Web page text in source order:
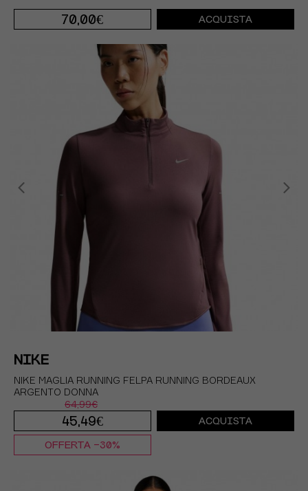
70,00€
M L
ACQUISTA
NIKE
NIKE MAGLIA RUNNING FELPA RUNNING BORDEAUX
ARGENTO DONNA
64,99€
45,49€ ACQUISTA
OFFERTA -30%